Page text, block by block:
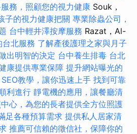
務，照顧您的視力健康 Souk，
子的視力健康把關 專業除蟲公司，
台中輕井澤按摩服務 Razat，Al-
台北服務 了解產後護理之家與月子
出明智的決定 台中養生排毒 台北
康提供專業保障 提升網站曝光的
教學，讓你迅速上手 找到可靠
利進行 靜電機的應用，讓餐廳清
心，為您的長者提供全方位照護
足各種預算需求 提供私人居家清
推薦可信賴的徵信社，保障你的